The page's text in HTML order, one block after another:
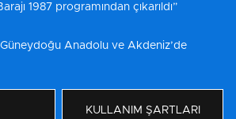
1987 programından çıkarıldı”
Güneydoğu Anadolu ve Akdeniz’de
KULLANIM ŞARTLARI